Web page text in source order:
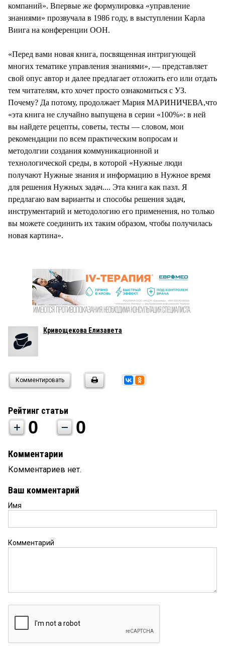
компаний». Впервые же формулировка «управление
знаниями» прозвучала в 1986 году, в выступлении Карла
Виига на конференции ООН.
«Перед вами новая книга, посвященная интригующей
многих тематике управления знаниями», — представляет
свой опус автор и далее предлагает отложить его или отдать
тем читателям, кто хочет просто ознакомиться с УЗ.
Почему? Да потому, продолжает Мария МАРИНИЧЕВА,что
«эта книга не случайно выпущена в серии «100%»: в ней
вы найдете рецепты, советы, тесты — словом, мои
рекомендации по всем практическим вопросам и
методолгии создания коммуникационной и
технологической среды, в которой «Нужные люди
получают Нужные знания и информацию в Нужное время
для решения Нужных задач.... Эта книга как пазл. Я
предлагаю вам варианты и способы решения задач,
инструментарий и методологию его применения, но только
вы можете соединить их таким образом, чтобы получилась
новая картина».
Кривощекова Елизавета
Комментировать
Рейтинг статьи
0 0
Комментарии
Комментариев нет.
Ваш комментарий
Имя
Комментарий